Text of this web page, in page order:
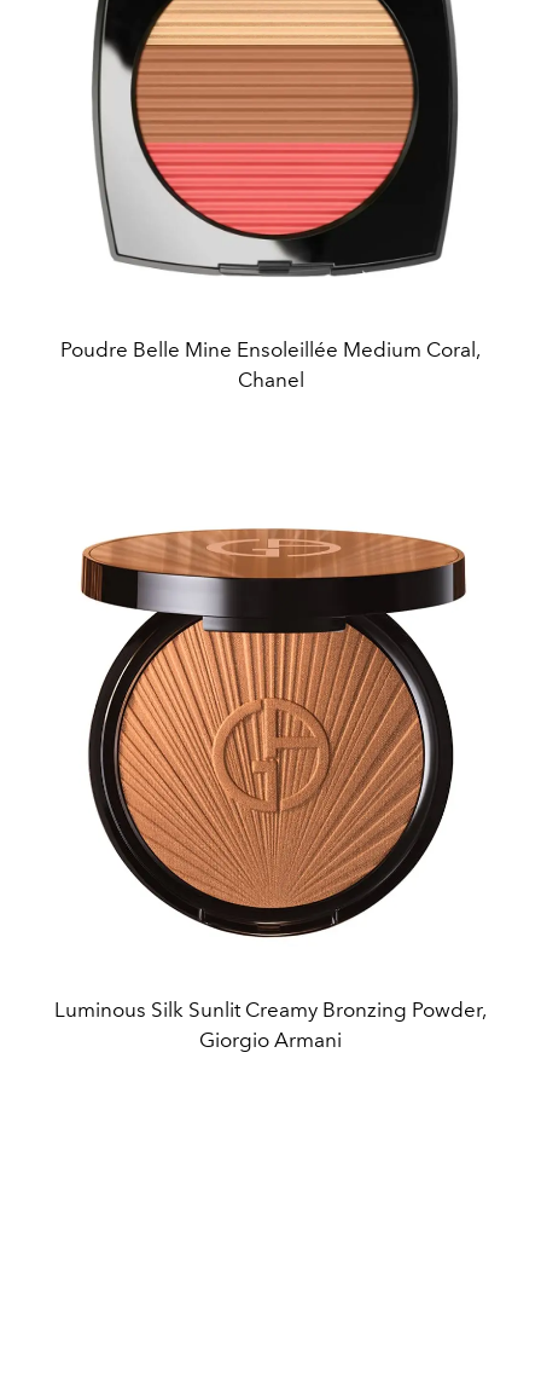
Poudre Belle Mine Ensoleillée Medium Coral,
Chanel
Luminous Silk Sunlit Creamy Bronzing Powder,
Giorgio Armani